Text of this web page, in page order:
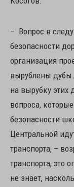
– Вопрос в
безопасности
организация
вырублены
на вырубку этих
вопроса,
безопасности
Центральной
транспорта, –
транспорта, это
не знает,